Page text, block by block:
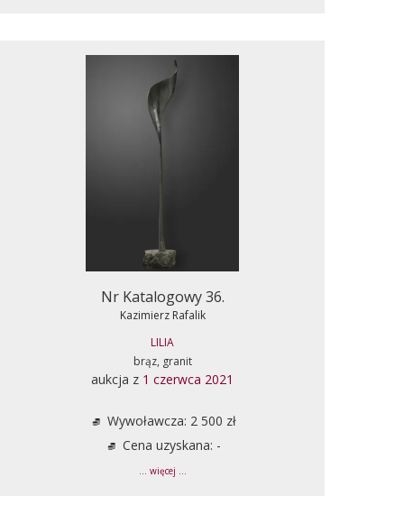
Nr Katalogowy 36.
Kazimierz Rafalik
LILIA
brąz, granit
aukcja z 1 czerwca 2021
Wywoławcza: 2 500 zł
Cena uzyskana: -
... więcej ...